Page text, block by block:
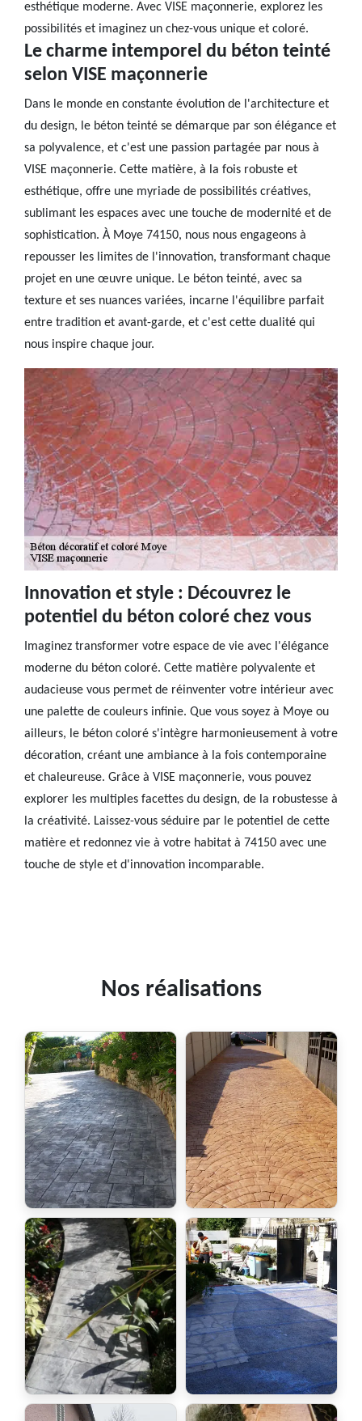
esthétique moderne. Avec VISE maçonnerie, explorez les
possibilités et imaginez un chez-vous unique et coloré.
Le charme intemporel du béton teinté
selon VISE maçonnerie
Dans le monde en constante évolution de l'architecture et
du design, le béton teinté se démarque par son élégance et
sa polyvalence, et c'est une passion partagée par nous à
VISE maçonnerie. Cette matière, à la fois robuste et
esthétique, offre une myriade de possibilités créatives,
sublimant les espaces avec une touche de modernité et de
sophistication. À Moye 74150, nous nous engageons à
repousser les limites de l'innovation, transformant chaque
projet en une œuvre unique. Le béton teinté, avec sa
texture et ses nuances variées, incarne l'équilibre parfait
entre tradition et avant-garde, et c'est cette dualité qui
nous inspire chaque jour.
Innovation et style : Découvrez le
potentiel du béton coloré chez vous
Imaginez transformer votre espace de vie avec l'élégance
moderne du béton coloré. Cette matière polyvalente et
audacieuse vous permet de réinventer votre intérieur avec
une palette de couleurs infinie. Que vous soyez à Moye ou
ailleurs, le béton coloré s'intègre harmonieusement à votre
décoration, créant une ambiance à la fois contemporaine
et chaleureuse. Grâce à VISE maçonnerie, vous pouvez
explorer les multiples facettes du design, de la robustesse à
la créativité. Laissez-vous séduire par le potentiel de cette
matière et redonnez vie à votre habitat à 74150 avec une
touche de style et d'innovation incomparable.
Nos réalisations